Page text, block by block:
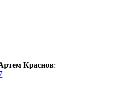
Краснов: